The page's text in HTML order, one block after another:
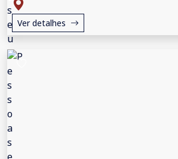
Ver detalhes